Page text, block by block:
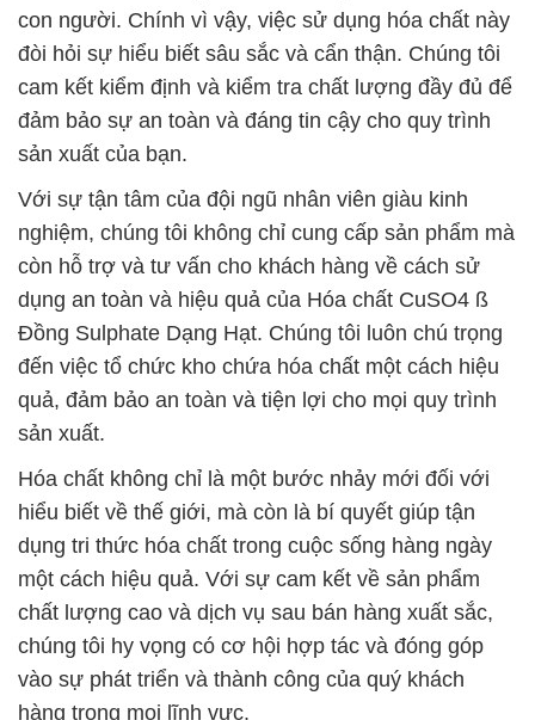
con người. Chính vì vậy, việc sử dụng hóa chất này
đòi hỏi sự hiểu biết sâu sắc và cẩn thận. Chúng tôi
cam kết kiểm định và kiểm tra chất lượng đầy đủ để
đảm bảo sự an toàn và đáng tin cậy cho quy trình
sản xuất của bạn.
Với sự tận tâm của đội ngũ nhân viên giàu kinh
nghiệm, chúng tôi không chỉ cung cấp sản phẩm mà
còn hỗ trợ và tư vấn cho khách hàng về cách sử
dụng an toàn và hiệu quả của Hóa chất CuSO4 ß
Đồng Sulphate Dạng Hạt. Chúng tôi luôn chú trọng
đến việc tổ chức kho chứa hóa chất một cách hiệu
quả, đảm bảo an toàn và tiện lợi cho mọi quy trình
sản xuất.
Hóa chất không chỉ là một bước nhảy mới đối với
hiểu biết về thế giới, mà còn là bí quyết giúp tận
dụng tri thức hóa chất trong cuộc sống hàng ngày
một cách hiệu quả. Với sự cam kết về sản phẩm
chất lượng cao và dịch vụ sau bán hàng xuất sắc,
chúng tôi hy vọng có cơ hội hợp tác và đóng góp
vào sự phát triển và thành công của quý khách
hàng trong mọi lĩnh vực.